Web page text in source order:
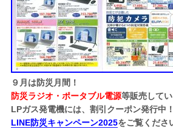
９月は防災月間！
防災ラジオ・ポータブル電源等販売してい
LPガス発電機には、割引クーポン発行中！
LINE防災キャンペーン2025をご覧くださ